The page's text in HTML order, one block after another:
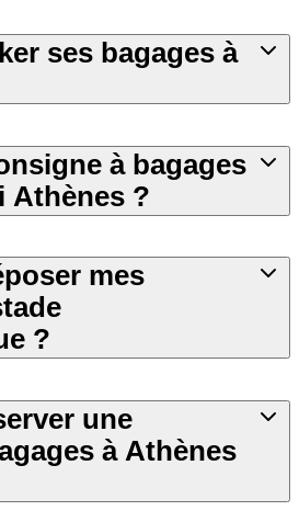
ses bagages à
à bagages
Athènes ?
mes
?
une
à Athènes